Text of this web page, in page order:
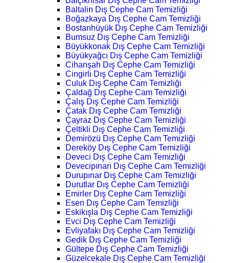
Baltalin Dış Cephe Cam Temizliği
Boğazkaya Dış Cephe Cam Temizliği
Bostanhüyük Dış Cephe Cam Temizliği
Bumsuz Dış Cephe Cam Temizliği
Büyükkonak Dış Cephe Cam Temizliği
Büyükyağcı Dış Cephe Cam Temizliği
Cihanşah Dış Cephe Cam Temizliği
Cingirli Dış Cephe Cam Temizliği
Culuk Dış Cephe Cam Temizliği
Çaldağ Dış Cephe Cam Temizliği
Çalış Dış Cephe Cam Temizliği
Çatak Dış Cephe Cam Temizliği
Çayraz Dış Cephe Cam Temizliği
Çeltikli Dış Cephe Cam Temizliği
Demirözü Dış Cephe Cam Temizliği
Dereköy Dış Cephe Cam Temizliği
Deveci Dış Cephe Cam Temizliği
Devecipınarı Dış Cephe Cam Temizliği
Durupınar Dış Cephe Cam Temizliği
Durutlar Dış Cephe Cam Temizliği
Emirler Dış Cephe Cam Temizliği
Esen Dış Cephe Cam Temizliği
Eskikışla Dış Cephe Cam Temizliği
Evci Dış Cephe Cam Temizliği
Evliyafakı Dış Cephe Cam Temizliği
Gedik Dış Cephe Cam Temizliği
Gültepe Dış Cephe Cam Temizliği
Güzelcekale Dış Cephe Cam Temizliği